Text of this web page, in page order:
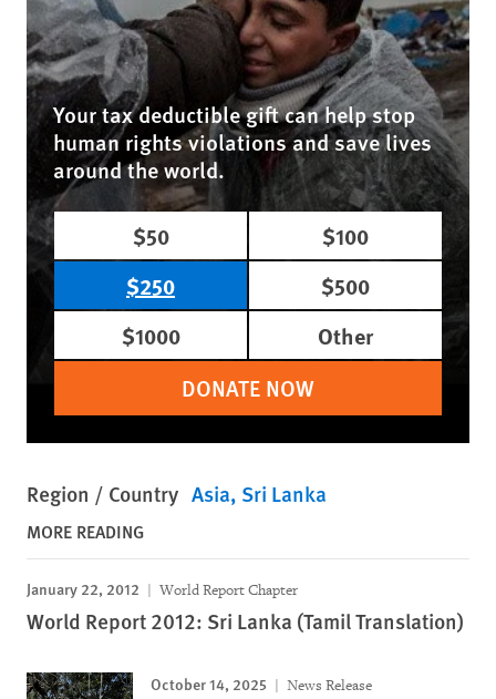
Your tax deductible gift can help stop
human rights violations and save lives
around the world.
$50
$100
$250
$500
$1000
Other
DONATE NOW
Region / Country Asia Sri Lanka
MORE READING
January 22, 2012 World Report Chapter
World Report 2012: Sri Lanka (Tamil Translation)
October 14, 2025 News Release